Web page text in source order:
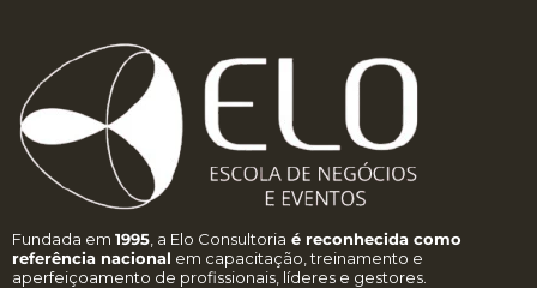
Fundada em 1995 , a Elo Consultoria é reconhecida como
referência nacional em capacitação, treinamento e
aperfeiçoamento de profissionais, líderes e gestores.